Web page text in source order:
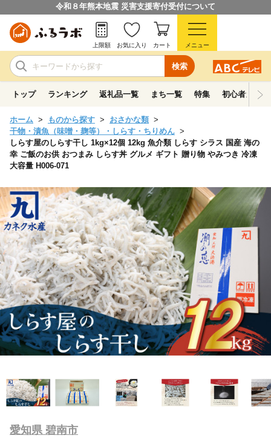
令和８年熊本地震 災害支援寄付受付について
検索
上限額 お気に入り カート メニュー
トップ ランキング 返礼品一覧 まち一覧 特集 初心者ガイド
ホーム ものから探す
おさかな類
干物・漬魚（味噌・麹等）・しらす・ちりめん
しらす屋のしらす干し 1kg×12個 12kg 魚介類 しらす シラス 国産 海の
幸 ご飯のお供 おつまみ しらす丼 グルメ ギフト 贈り物 やみつき 冷凍
大容量 H006-071
愛知県 碧南市